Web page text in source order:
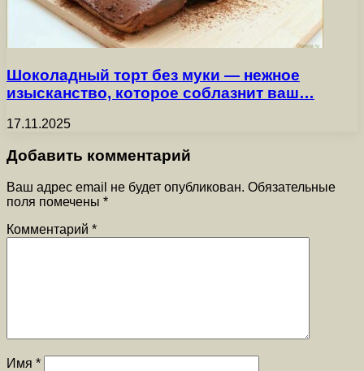
Шоколадный торт без муки — нежное
изысканство, которое соблазнит ваш…
17.11.2025
Добавить комментарий
Ваш адрес email не будет опубликован. Обязательные
поля помечены *
Комментарий *
Имя *